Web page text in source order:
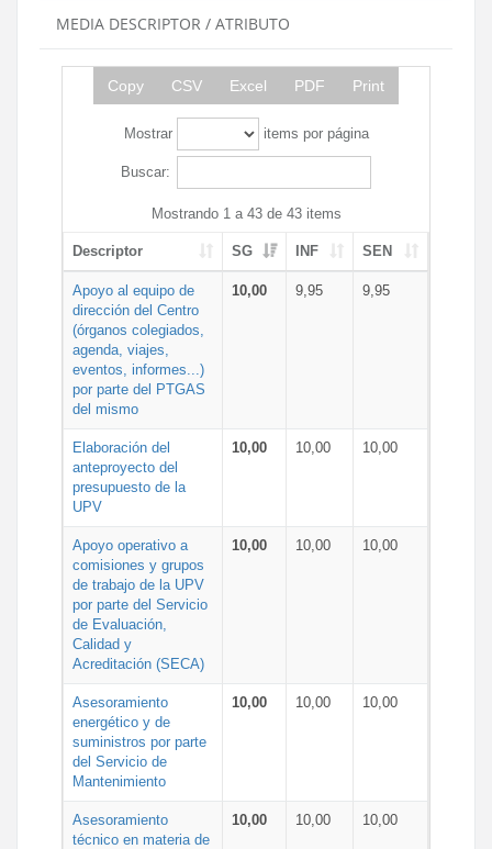
MEDIA DESCRIPTOR / ATRIBUTO
Copy CSV Excel PDF Print
Mostrar items por página
Buscar:
Mostrando 1 a 43 de 43 items
Descriptor SG INF SEN
Apoyo al equipo de
dirección del Centro
(órganos colegiados,
agenda, viajes,
eventos, informes...)
por parte del PTGAS
del mismo
10,00 9,95 9,95
Elaboración del
anteproyecto del
presupuesto de la
UPV
10,00 10,00 10,00
Apoyo operativo a
comisiones y grupos
de trabajo de la UPV
por parte del Servicio
de Evaluación,
Calidad y
Acreditación (SECA)
10,00 10,00 10,00
Asesoramiento
energético y de
suministros por parte
del Servicio de
Mantenimiento
10,00 10,00 10,00
Asesoramiento
técnico en materia de
10,00 10,00 10,00